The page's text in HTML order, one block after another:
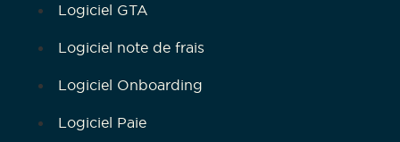
Logiciel GTA
Logiciel note de frais
Logiciel Onboarding
Logiciel Paie